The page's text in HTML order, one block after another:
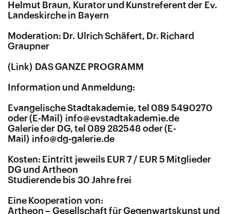
Helmut Braun, Kurator und Kunstreferent der Ev.
Landeskirche in Bayern
Moderation: Dr. Ulrich Schäfert, Dr. Richard
Graupner
DAS GANZE PROGRAMM
Information und Anmeldung:
Evangelische Stadtakademie, tel 089 5490270
oder
info@evstadtakademie.de
Galerie der DG, tel 089 282548 oder
info@dg-galerie.de
Kosten: Eintritt jeweils EUR 7 / EUR 5 Mitglieder
DG und Artheon
Studierende bis 30 Jahre frei
Eine Kooperation von:
Artheon – Gesellschaft für Gegenwartskunst und